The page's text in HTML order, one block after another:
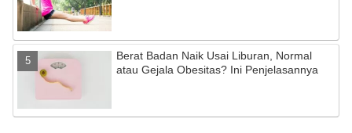
Berat Badan Naik Usai Liburan, Normal
atau Gejala Obesitas? Ini Penjelasannya